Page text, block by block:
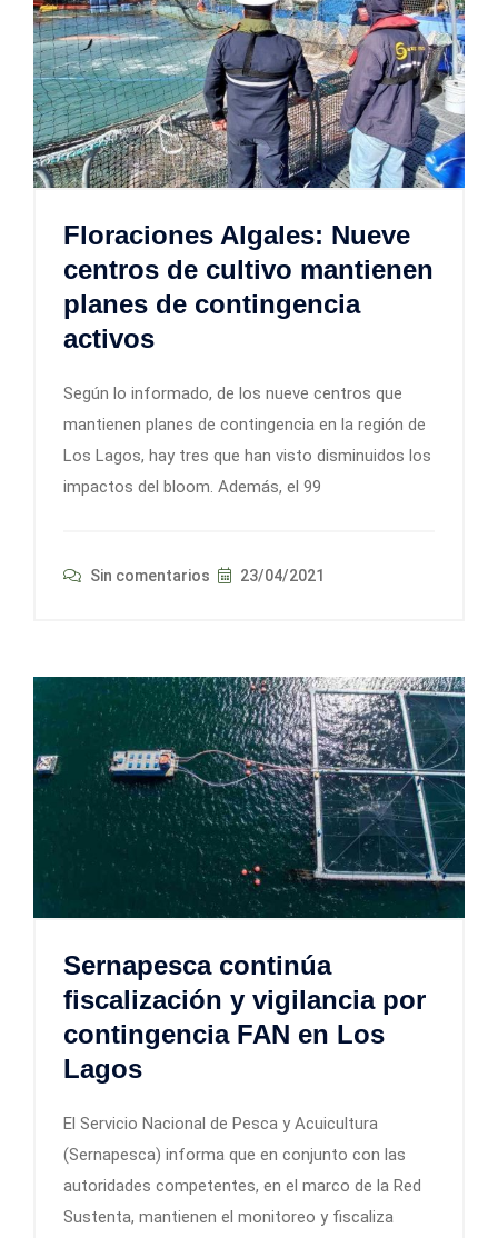
Floraciones Algales: Nueve
centros de cultivo mantienen
planes de contingencia
activos
Según lo informado, de los nueve centros que
mantienen planes de contingencia en la región de
Los Lagos, hay tres que han visto disminuidos los
impactos del bloom. Además, el 99
Sin comentarios 23/04/2021
Sernapesca continúa
fiscalización y vigilancia por
contingencia FAN en Los
Lagos
El Servicio Nacional de Pesca y Acuicultura
(Sernapesca) informa que en conjunto con las
autoridades competentes, en el marco de la Red
Sustenta, mantienen el monitoreo y fiscaliza